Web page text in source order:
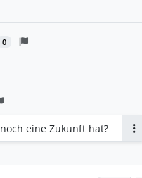
0
eine Zukunft hat?